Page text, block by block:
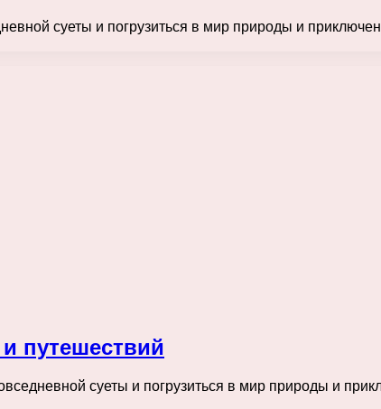
суеты и погрузиться в мир природы и
путешествий
суеты и погрузиться в мир природы и